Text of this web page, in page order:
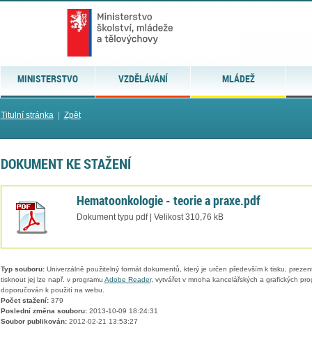
MINISTERSTVO VZDĚLÁVÁNÍ MLÁDEŽ
Titulní stránka| Zpět
DOKUMENT KE STAŽENÍ
Hematoonkologie - teorie a praxe.pdf
Dokument typu pdf | Velikost 310,76 kB
Typ souboru:Univerzálně použitelný formát dokumentů, který je určen především k tisku,
tisknout jej lze např. v programu Adobe Reader, vytvářet v mnoha kancelářských a grafických
doporučován k použití na webu.
Počet stažení:379
Poslední změna souboru:2013-10-09 18:24:31
Soubor publikován:2012-02-21 13:53:27